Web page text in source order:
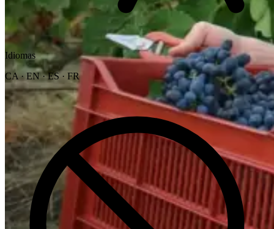
Idiomas
CA · EN · ES · FR